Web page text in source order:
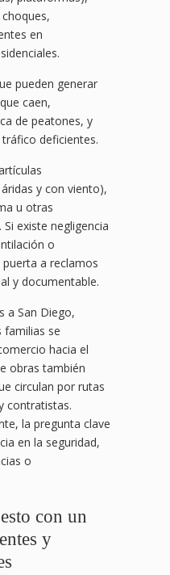
en
pueden generar
caen,
de peatones, y
deficientes.
y con viento),
u otras
existe negligencia
o
a reclamos
y documentable.
a San Diego,
familias se
hacia el
obras también
circulan por rutas
contratistas.
la pregunta clave
en la seguridad,
o
con un
y